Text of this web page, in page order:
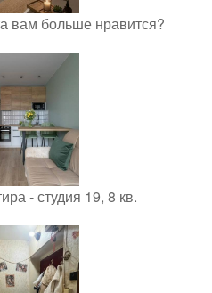
вам больше нравится?
- студия 19, 8 кв.